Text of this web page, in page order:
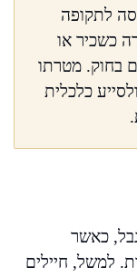
לתקופה
כשכיר או
בחוק. מטרתו
כלכלית
כאשר
למשל, חיילים